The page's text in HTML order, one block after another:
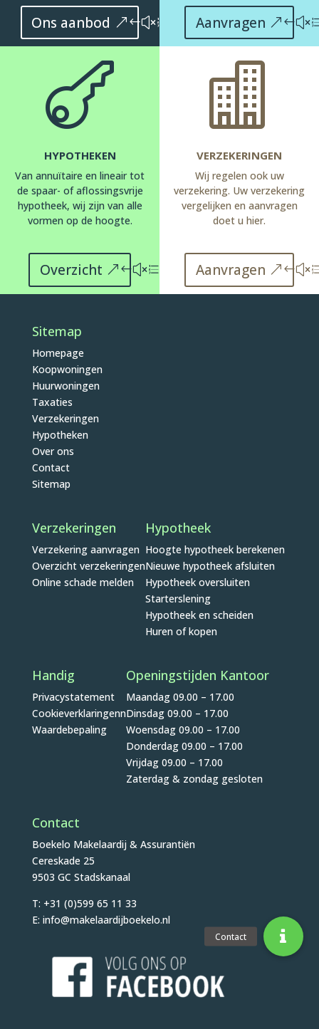
Ons aanbod Aanvragen

HYPOTHEKEN
Van annuïtaire en lineair tot
de spaar- of aflossingsvrije
hypotheek, wij zijn van alle
vormen op de hoogte.
Overzicht

VERZEKERINGEN
Wij regelen ook uw
verzekering. Uw verzekering
vergelijken en aanvragen
doet u hier.
Aanvragen
Sitemap
Homepage
Koopwoningen
Huurwoningen
Taxaties
Verzekeringen
Hypotheken
Over ons
Contact
Sitemap
Verzekeringen
Verzekering aanvragen
Overzicht verzekeringen
Online schade melden
Hypotheek
Hoogte hypotheek berekenen
Nieuwe hypotheek afsluiten
Hypotheek oversluiten
Starterslening
Hypotheek en scheiden
Huren of kopen
Handig
Privacystatement
Cookieverklaringenn
Waardebepaling
Openingstijden Kantoor
Maandag 09.00 – 17.00
Dinsdag 09.00 – 17.00
Woensdag 09.00 – 17.00
Donderdag 09.00 – 17.00
Vrijdag 09.00 – 17.00
Zaterdag & zondag gesloten
Contact
Boekelo Makelaardij & Assurantiën
Cereskade 25
9503 GC Stadskanaal
T: +31 (0)599 65 11 33
E: info@makelaardijboekelo.nl